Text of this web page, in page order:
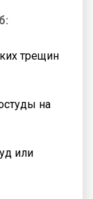
трещин
на
или